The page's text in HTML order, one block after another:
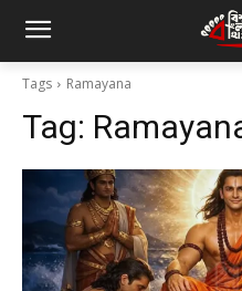
Tags Ramayana
Tag: